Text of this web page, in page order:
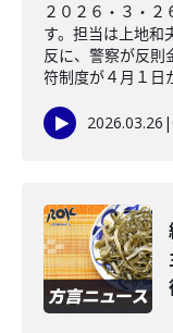
２０２６・３・２
す。担当は上地和
反に、警察が反則
符制度が４月１日
2026.03.26 |